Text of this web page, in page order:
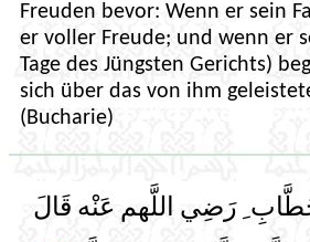
Freuden bevor: Wenn er sein
er voller Freude; und wenn er
Tage des Jüngsten Gerichts)
sich über das von ihm
(Bucharie)
رَضِي اللَّهم عَنْه قَالَ